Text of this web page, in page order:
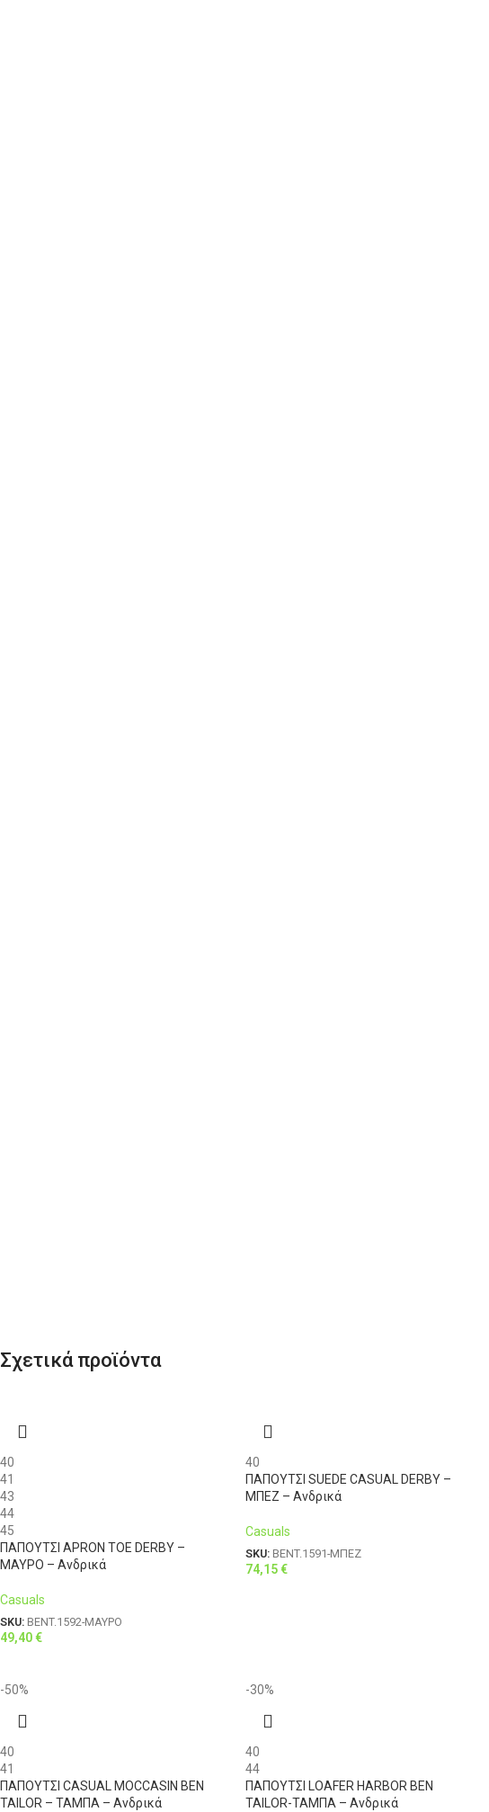
Σχετικά προϊόντα
40
41
43
44
45
ΠΑΠΟΥΤΣΙ APRON TOE DERBY –
ΜΑΥΡΟ – Ανδρικά
Casuals
SKU: BENT.1592-ΜΑΥΡΟ
49,40€
40
ΠΑΠΟΥΤΣΙ SUEDE CASUAL DERBY –
ΜΠΕΖ – Ανδρικά
Casuals
SKU: BENT.1591-ΜΠΕΖ
74,15€
-50%
40
41
ΠΑΠΟΥΤΣΙ CASUAL MOCCASIN BEN
TAILOR – ΤΑΜΠΑ – Ανδρικά
-30%
40
44
ΠΑΠΟΥΤΣΙ LOAFER HARBOR BEN
TAILOR-ΤΑΜΠΑ – Ανδρικά